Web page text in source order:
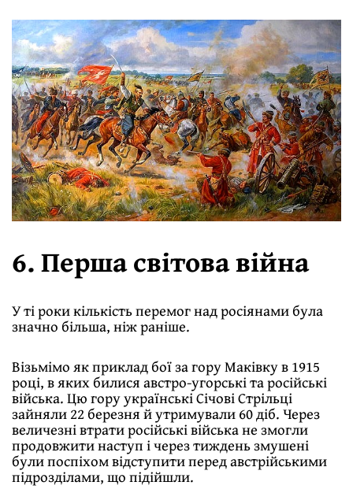
6. Перша світова війна
У ті роки кількість перемог над росіянами була
значно більша, ніж раніше.
Візьмімо як приклад бої за гору Маківку в 1915
році, в яких билися австро-угорські та російські
війська. Цю гору українські Січові Стрільці
зайняли 22 березня й утримували 60 діб. Через
величезні втрати російські війська не змогли
продовжити наступ і через тиждень змушені
були поспіхом відступити перед австрійськими
підрозділами, що підійшли.